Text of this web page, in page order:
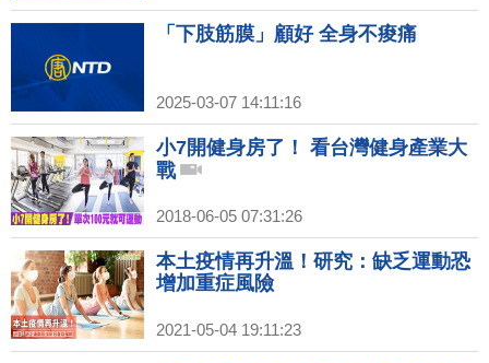
「下肢筋膜」顧好 全身不痠痛
2025-03-07 14:11:16
小7開健身房了！ 看台灣健身產業大
戰
2018-06-05 07:31:26
本土疫情再升溫！研究：缺乏運動恐
增加重症風險
2021-05-04 19:11:23